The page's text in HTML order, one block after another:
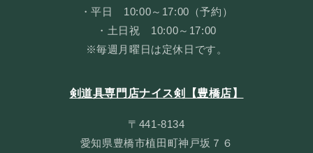
・平日 10:00～17:00（予約）
・土日祝 10:00～17:00
※毎週月曜日は定休日です。
剣道具専門店ナイス剣【豊橋店】
〒441-8134
愛知県豊橋市植田町神戸坂７６